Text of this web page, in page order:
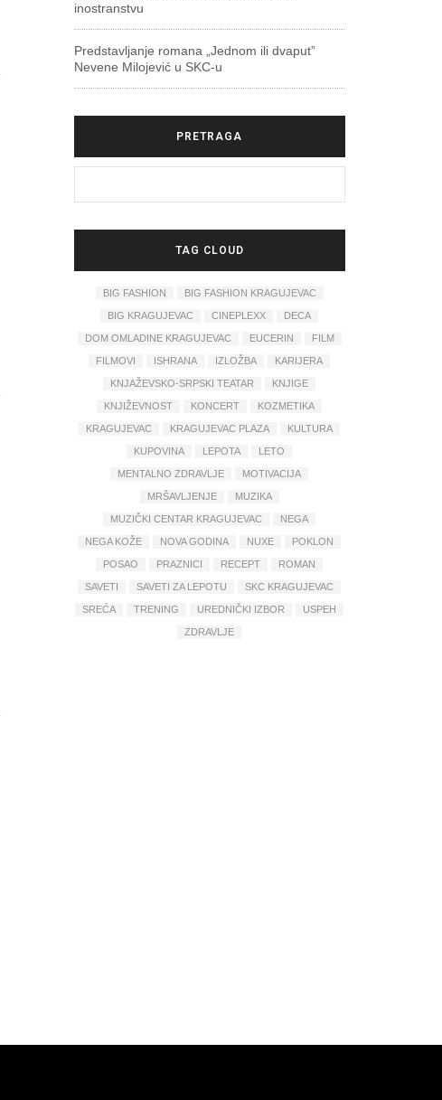
inostranstvu
Predstavljanje romana „Jednom ili dvaput”
Nevene Milojević u SKC-u
PRETRAGA
TAG CLOUD
BIG FASHION BIG FASHION KRAGUJEVAC
BIG KRAGUJEVAC CINEPLEXX DECA
DOM OMLADINE KRAGUJEVAC EUCERIN FILM
FILMOVI ISHRANA IZLOŽBA KARIJERA
KNJAŽEVSKO-SRPSKI TEATAR KNJIGE
KNJIŽEVNOST KONCERT KOZMETIKA
KRAGUJEVAC KRAGUJEVAC PLAZA KULTURA
KUPOVINA LEPOTA LETO
MENTALNO ZDRAVLJE MOTIVACIJA
MRŠAVLJENJE MUZIKA
MUZIČKI CENTAR KRAGUJEVAC NEGA
NEGA KOŽE NOVA GODINA NUXE POKLON
POSAO PRAZNICI RECEPT ROMAN
SAVETI SAVETI ZA LEPOTU SKC KRAGUJEVAC
SREĆA TRENING UREDNIČKI IZBOR USPEH
ZDRAVLJE